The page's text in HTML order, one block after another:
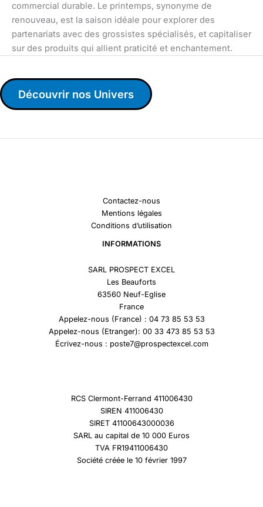
commercial durable. Le printemps, synonyme de
renouveau, est la saison idéale pour explorer des
partenariats avec des grossistes spécialisés, et capitaliser
sur des produits qui allient praticité et enchantement.
Découvrir nos Univers
Contactez-nous
Mentions légales
Conditions d’utilisation
INFORMATIONS
SARL PROSPECT EXCEL
Les Beauforts
63560 Neuf-Eglise
France
Appelez-nous (France) : 04 73 85 53 53
Appelez-nous (Etranger): 00 33 473 85 53 53
Écrivez-nous : poste7@prospectexcel.com
RCS Clermont-Ferrand 411006430
SIREN 411006430
SIRET 41100643000036
SARL au capital de 10 000 Euros
TVA FR19411006430
Société créée le 10 février 1997